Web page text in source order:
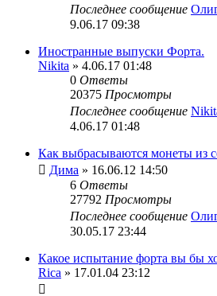
Последнее сообщение
9.06.17 09:38
Иностранные выпуски Форта.
Nikita » 4.06.17 01:48
0 Ответы
20375 Просмотры
Последнее сообщение
4.06.17 01:48
Как выбрасываются монеты из
Дима » 16.06.12 14:50
6 Ответы
27792 Просмотры
Последнее сообщение
30.05.17 23:44
Какое испытание форта вы бы
Rica » 17.01.04 23:12